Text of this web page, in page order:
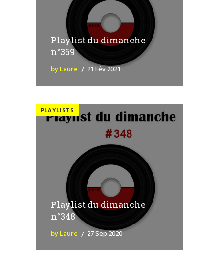
Playlist du dimanche
n°369
by Laure 21 Fév 2021
PLAYLISTS
Playlist du dimanche
n°348
by Laure 27 Sep 2020